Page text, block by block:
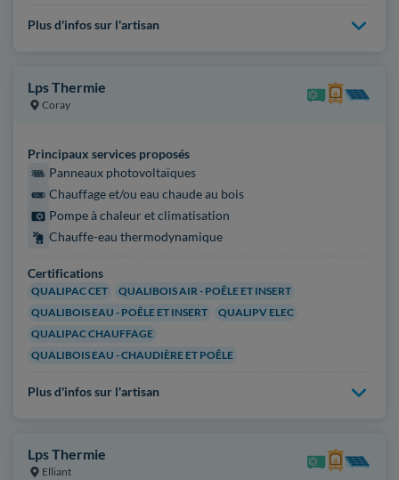
Plus d'infos sur l'artisan
Lps Thermie
Coray
Principaux services proposés
Panneaux photovoltaïques
Chauffage et/ou eau chaude au bois
Pompe à chaleur et climatisation
Chauffe-eau thermodynamique
Certifications
QUALIPAC CET
QUALIBOIS AIR - POÊLE ET INSERT
QUALIBOIS EAU - POÊLE ET INSERT
QUALIPV ELEC
QUALIPAC CHAUFFAGE
QUALIBOIS EAU - CHAUDIÈRE ET POÊLE
Plus d'infos sur l'artisan
Lps Thermie
Elliant